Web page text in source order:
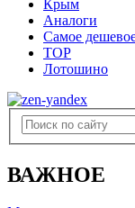
Крым
Аналоги
Самое
TOP
Лотошино
ВАЖНОЕ